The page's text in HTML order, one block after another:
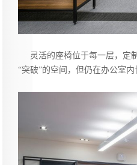
灵活的座椅位于每一层，定
“突破”的空间，但仍在办公室